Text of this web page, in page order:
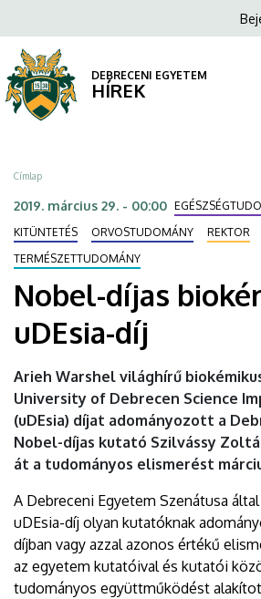
díjas
biokémikusé
uDEsia-
díj
DEBRECENI
EGYETEM
a
tartalomra
DEBRECENI EGYETEM
HÍREK
Morzsa
Címlap
2019. március 29. - 00:00
KITÜNTETÉS
ORVOSTUDOMÁNY
REKTOR
TERMÉSZETTUDOMÁNY
Nobel-díjas
uDEsia-díj
Arieh Warshel világhírű
University of Debrecen Science
(uDEsia) díjat adományozott a
Nobel-díjas kutató Szilvássy
át a tudományos elismerést
A Debreceni Egyetem Szenátusa
uDEsia-díj olyan kutatóknak
díjban vagy azzal azonos értékű
az egyetem kutatóival és kutatói
tudományos együttműködést